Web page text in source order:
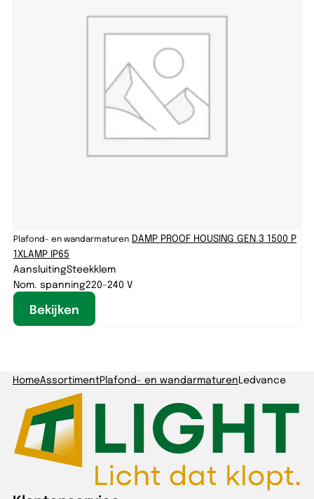
Plafond- en wandarmaturen DAMP PROOF HOUSING GEN 3 1500 P
1XLAMP IP65
AansluitingSteekklem
Nom. spanning220-240 V
Bekijken
HomeAssortimentPlafond- en wandarmaturenLedvance